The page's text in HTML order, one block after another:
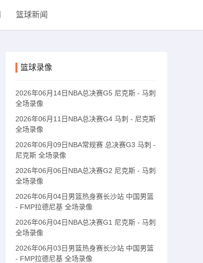
篮球新闻
篮球录像
2026年06月14日NBA总决赛G5 尼克斯 - 马刺
全场录像
2026年06月11日NBA总决赛G4 马刺 - 尼克斯
全场录像
2026年06月09日NBA常规赛 总决赛G3 马刺 -
尼克斯 全场录像
2026年06月06日NBA总决赛G2 尼克斯 - 马刺
全场录像
2026年06月04日男篮热身赛长沙站 中国男篮
- FMP拉德尼基 全场录像
2026年06月04日NBA总决赛G1 尼克斯 - 马刺
全场录像
2026年06月03日男篮热身赛长沙站 中国男篮
- FMP拉德尼基 全场录像